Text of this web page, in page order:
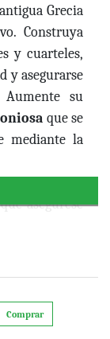
Grecia
Construya
y cuarteles,
y asegurarse
su
que se
mediante la
asegúrese
más
hacia el
Comprar